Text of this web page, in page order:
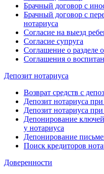
Брачный договор с
Брачный договор с
нотариуса
Согласие на выезд
Согласие супруга
Соглашение о разделе
Соглашения о
Депозит нотариуса
Возврат средств с
Депозит нотариуса при
Депозит нотариуса
Депонирование
у нотариуса
Депонирование
Поиск кредиторов
Доверенности